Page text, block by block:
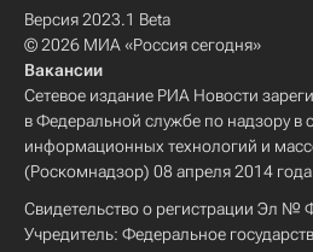
Версия 2023.1 Beta
© 2026 МИА «Россия сегодня»
Вакансии
Сетевое издание РИА Новости
в Федеральной службе по надзору в
информационных технологий и
(Роскомнадзор) 08 апреля 2014 года.
Свидетельство о регистрации Эл №
Учредитель: Федеральное